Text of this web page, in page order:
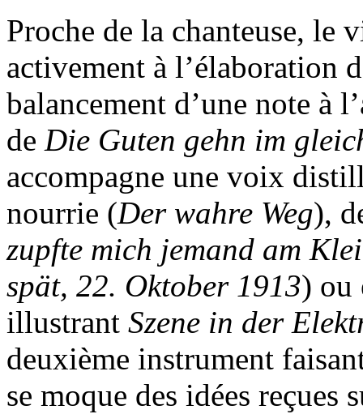
Proche de la chanteuse, le
activement à l’élaboration
balancement d’une note à
de Die Guten gehn im
accompagne une voix
nourrie (Der wahre Weg),
zupfte mich jemand am
spät, 22. Oktober 1913) ou
illustrant Szene in der
deuxième instrument
se moque des idées reçues